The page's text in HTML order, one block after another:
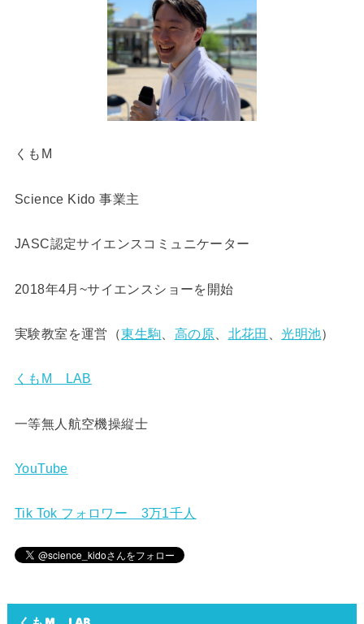
くもM
Science Kido 事業主
JASC認定サイエンスコミュニケーター
2018年4月~サイエンスショーを開始
実験教室を運営（東生駒 高の原 北花田 、光明池）
くもM LAB
一等無人航空機操縦士
YouTube
Tik Tok フォロワー 3万1千人